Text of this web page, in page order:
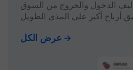
الدخول والخروج من السوق
عرض الكل